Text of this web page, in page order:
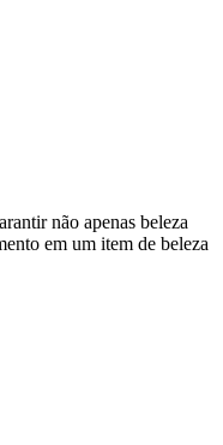
não apenas beleza
em um item de beleza